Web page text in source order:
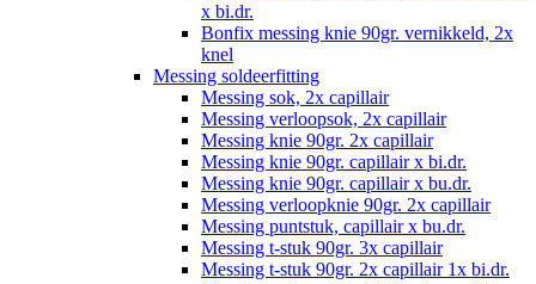
x bi.dr.
Bonfix messing knie 90gr. vernikkeld, 2x
knel
Messing soldeerfitting
Messing sok, 2x capillair
Messing verloopsok, 2x capillair
Messing knie 90gr. 2x capillair
Messing knie 90gr. capillair x bi.dr.
Messing knie 90gr. capillair x bu.dr.
Messing verloopknie 90gr. 2x capillair
Messing puntstuk, capillair x bu.dr.
Messing t-stuk 90gr. 3x capillair
Messing t-stuk 90gr. 2x capillair 1x bi.dr.